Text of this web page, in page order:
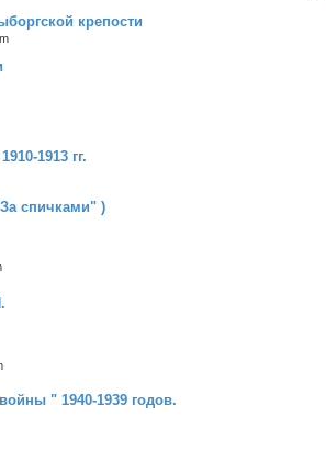
крепости
1913 гг.
спичками" )
" 1940-1939 годов.